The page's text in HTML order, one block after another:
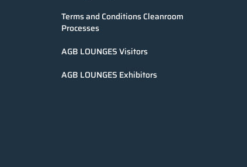
Terms and Conditions Cleanroom
Processes
AGB LOUNGES Visitors
AGB LOUNGES Exhibitors